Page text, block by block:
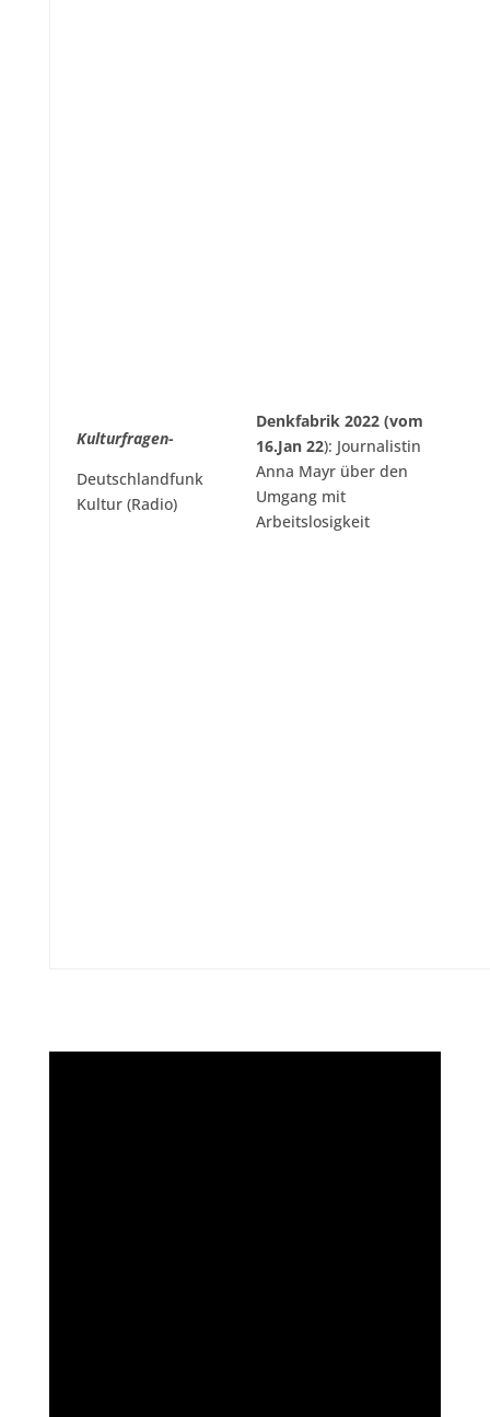
Kulturfragen-
Deutschlandfunk
Kultur (Radio)
Denkfabrik 2022 (vom
16.Jan 22): Journalistin
Anna Mayr über den
Umgang mit
Arbeitslosigkeit